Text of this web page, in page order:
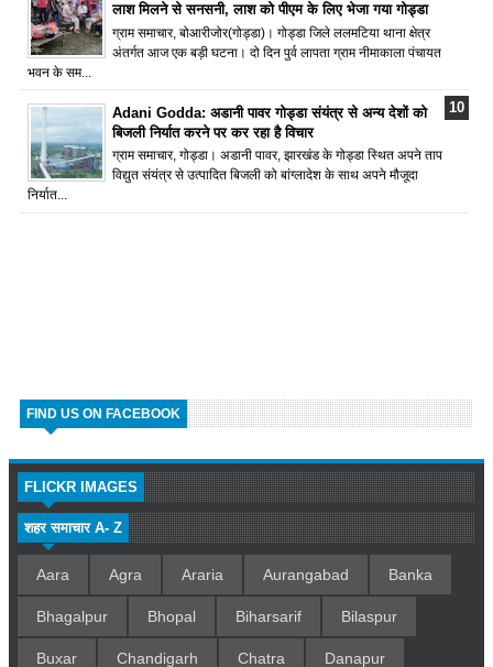
लाश मिलने से सनसनी, लाश को पीएम के लिए भेजा गया गोड्डा
ग्राम समाचार, बोआरीजोर(गोड्डा)। गोड्डा जिले ललमटिया थाना क्षेत्र
अंतर्गत आज एक बड़ी घटना। दो दिन पुर्व लापता ग्राम नीमाकाला पंचायत
भवन के सम...
Adani Godda: अडानी पावर गोड्डा संयंत्र से अन्य देशों को
बिजली निर्यात करने पर कर रहा है विचार
ग्राम समाचार, गोड्डा। अडानी पावर, झारखंड के गोड्डा स्थित अपने ताप
विद्युत संयंत्र से उत्पादित बिजली को बांग्लादेश के साथ अपने मौजूदा
निर्यात...
FIND US ON FACEBOOK
FLICKR IMAGES
शहर समाचार A- Z
Aara Agra Araria Aurangabad Banka
Bhagalpur Bhopal Biharsarif Bilaspur
Buxar Chandigarh Chatra Danapur